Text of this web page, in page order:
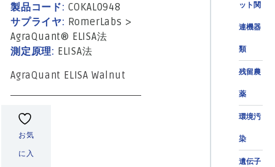
ット関
連機器
類
残留農
薬
環境汚
染
遺伝子
製品コード: COKAL0948
サプライヤ: RomerLabs >
AgraQuant® ELISA法
測定原理: ELISA法
AgraQuant ELISA Walnut
お気
に入